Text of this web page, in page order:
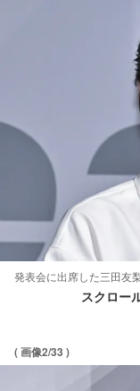
発表会に出席した三田友
スクロー
( 画像2/33 )